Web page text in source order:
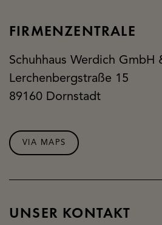
Wangen
FIRMENZENTRALE
Schuhhaus Werdich GmbH
Lerchenbergstraße 15
89160 Dornstadt
VIA MAPS
UNSER KONTAKT